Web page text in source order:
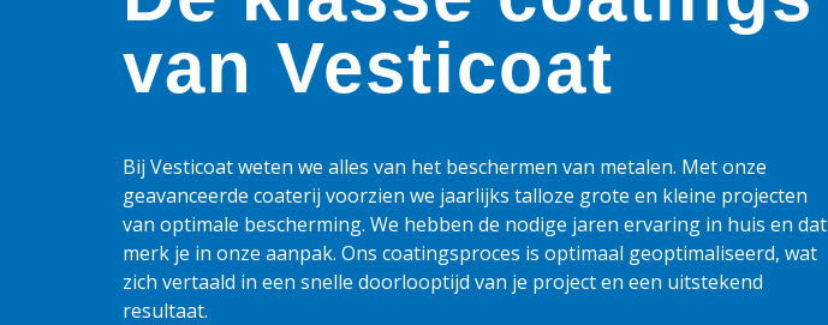
van Vesticoat
Bij Vesticoat weten we alles van het beschermen van metalen. Met onze
geavanceerde coaterij voorzien we jaarlijks talloze grote en kleine projecten
van optimale bescherming. We hebben de nodige jaren ervaring in huis en dat
merk je in onze aanpak. Ons coatingsproces is optimaal geoptimaliseerd, wat
zich vertaald in een snelle doorlooptijd van je project en een uitstekend
resultaat.